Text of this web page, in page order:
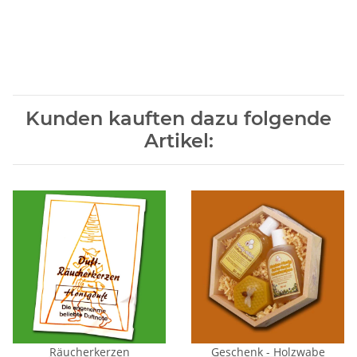
Kunden kauften dazu folgende
Artikel:
Räucherkerzen
Geschenk - Holzwabe